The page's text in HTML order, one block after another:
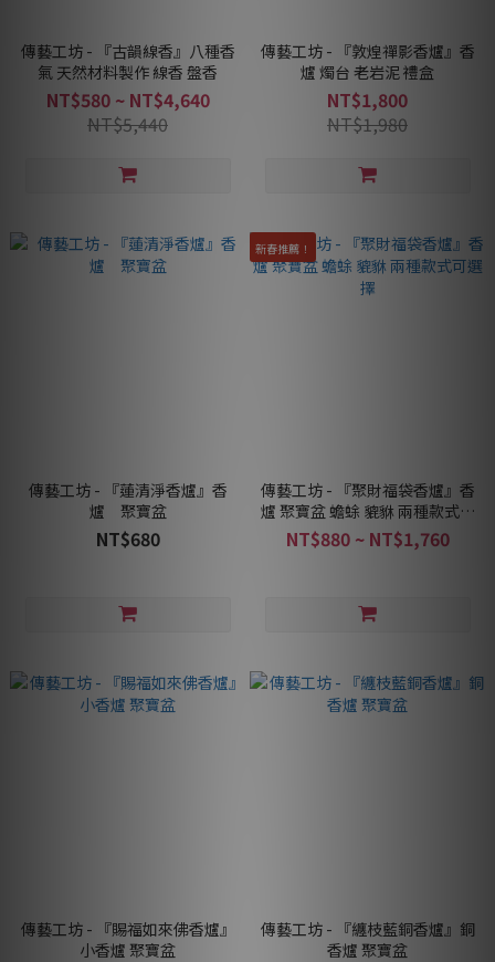
傳藝工坊 - 『古韻線香』八種香
氣 天然材料製作 線香 盤香
NT$580 ~ NT$4,640
NT$5,440
傳藝工坊 - 『敦煌禪影香爐』香
爐 燭台 老岩泥 禮盒
NT$1,800
NT$1,980
傳藝工坊 - 『蓮清淨香爐』香
爐 聚寶盆
NT$680
新春推薦！
傳藝工坊 - 『聚財福袋香爐』香
爐 聚寶盆 蟾蜍 貔貅 兩種款式可
選擇
NT$880 ~ NT$1,760
傳藝工坊 - 『賜福如來佛香爐』
小香爐 聚寶盆
傳藝工坊 - 『纏枝藍銅香爐』銅
香爐 聚寶盆